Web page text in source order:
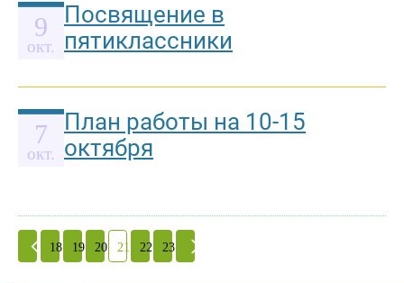
9
окт.
Посвящение в
пятиклассники
7
окт.
План работы на 10-15
октября
18 19 20 21 22 23